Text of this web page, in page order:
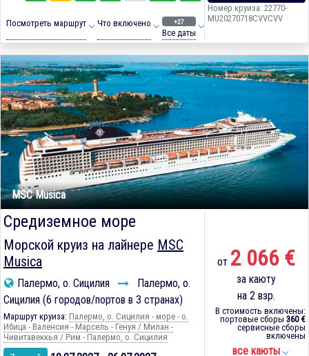
Посмотреть маршрут Что включено +27
Все даты
Номер круиза: 22770-
MU20270718CVVCVV
MSC Musica
Средиземное море
Морской круиз на лайнере MSC
Musica
Палермо, о. Сицилия
Палермо, о.
Сицилия (6 городов/портов в 3 странах)
Маршрут круиза: Палермо, о. Сицилия - море - о.
Ибица - Валенсия - Марсель - Генуя / Милан -
Чивитавеккья / Рим - Палермо, о. Сицилия
от 2 066 €
за каюту
на 2 взр.
В стоимость включены:
портовые сборы 360 €
сервисные сборы
включены
все каюты